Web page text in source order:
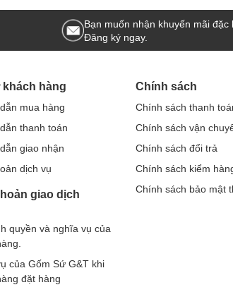
Bạn muốn nhận khuyến mãi đặc
Đăng ký ngay.
khách hàng
mua hàng
thanh toán
giao nhận
dịch vụ
giao dịch
quyền và nghĩa vụ của
của Gốm Sứ G&T khi
đặt hàng
Chính sách
Chính sách thanh
Chính sách vận
Chính sách đổi trả
Chính sách kiểm
Chính sách bảo mật